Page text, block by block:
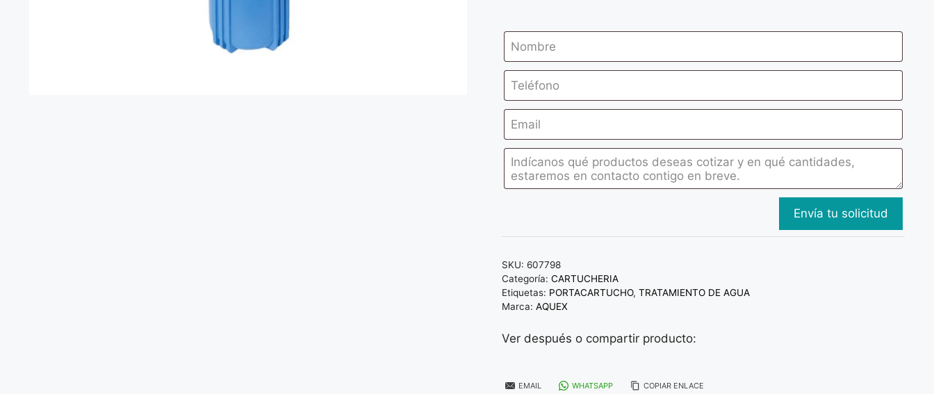
SKU:607798
Categoría:CARTUCHERIA
Etiquetas: PORTACARTUCHO,TRATAMIENTO DE AGUA
Marca:AQUEX
Ver después o compartir producto:
EMAIL WHATSAPP COPIAR ENLACE